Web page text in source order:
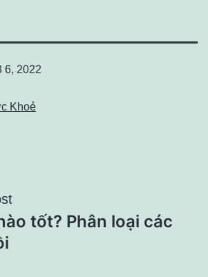
6, 2022
Khoẻ
tốt? Phân loại các